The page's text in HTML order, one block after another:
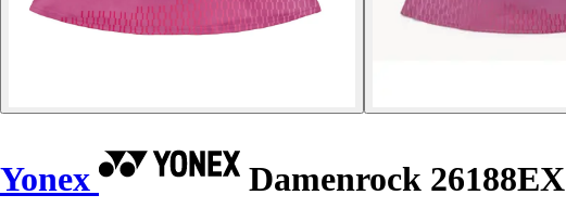
Yonex Damenrock 26188EX